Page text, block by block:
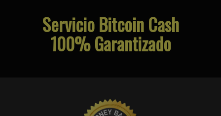
Servicio Bitcoin Cash
100% Garantizado